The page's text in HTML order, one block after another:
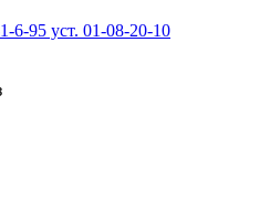
6-95 уст. 01-08-20-10